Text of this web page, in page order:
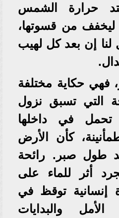
حرارة الشمس
ليخفف من قسوتها،
لنا إن بعد كل لهيب
فهي حكاية مختلفة
التي تسبق نزول
تحمل في داخلها
كأن الأرض
طول صبر. رائحة
أثر للماء على
إنسانية توقظ في
والبدايات